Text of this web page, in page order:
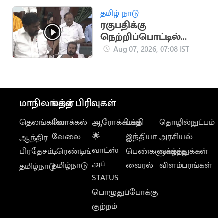
குறித்து புகார்
தமிழ் நாடு
ரகுபதிக்கு
நெற்றிப்பொட்டில்
பதிலடி கொடுத்த
Aug 07, 2026, 07:08 IST
மாநிலங்கள்
தெலங்கானா
ஆந்திர
பிரதேசம்
தமிழ்நாடு
மற்ற பிரிவுகள்
லோக்கல்
வேலை
டிரெண்டிங்
தமிழ்நாடு
ஆரோக்கியம்
🌟
வாட்ஸ்
அப்
STATUS
பொழுதுப்போக்கு
குற்றம்
பக்தி
இந்தியா
பெண்களுக்காக
வைரல்
தொழில்நுட்பம்
அரசியல்
வாழ்த்துக்கள்
விளம்பரங்கள்